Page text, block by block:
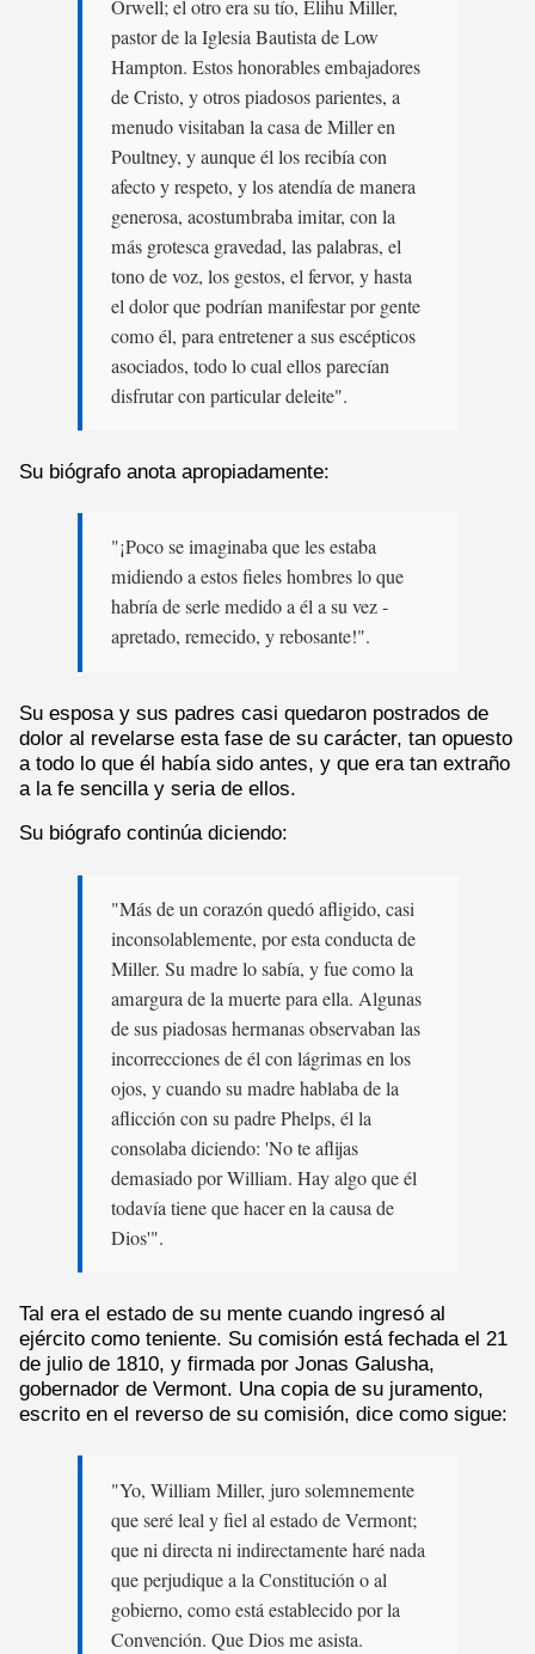
Orwell; el otro era su tío, Elihu Miller,
pastor de la Iglesia Bautista de Low
Hampton. Estos honorables embajadores
de Cristo, y otros piadosos parientes, a
menudo visitaban la casa de Miller en
Poultney, y aunque él los recibía con
afecto y respeto, y los atendía de manera
generosa, acostumbraba imitar, con la
más grotesca gravedad, las palabras, el
tono de voz, los gestos, el fervor, y hasta
el dolor que podrían manifestar por gente
como él, para entretener a sus escépticos
asociados, todo lo cual ellos parecían
disfrutar con particular deleite".
Su biógrafo anota apropiadamente:
"¡Poco se imaginaba que les estaba
midiendo a estos fieles hombres lo que
habría de serle medido a él a su vez -
apretado, remecido, y rebosante!".
Su esposa y sus padres casi quedaron postrados de
dolor al revelarse esta fase de su carácter, tan opuesto
a todo lo que él había sido antes, y que era tan extraño
a la fe sencilla y seria de ellos.
Su biógrafo continúa diciendo:
"Más de un corazón quedó afligido, casi
inconsolablemente, por esta conducta de
Miller. Su madre lo sabía, y fue como la
amargura de la muerte para ella. Algunas
de sus piadosas hermanas observaban las
incorrecciones de él con lágrimas en los
ojos, y cuando su madre hablaba de la
aflicción con su padre Phelps, él la
consolaba diciendo: 'No te aflijas
demasiado por William. Hay algo que él
todavía tiene que hacer en la causa de
Dios'".
Tal era el estado de su mente cuando ingresó al
ejército como teniente. Su comisión está fechada el 21
de julio de 1810, y firmada por Jonas Galusha,
gobernador de Vermont. Una copia de su juramento,
escrito en el reverso de su comisión, dice como sigue:
"Yo, William Miller, juro solemnemente
que seré leal y fiel al estado de Vermont;
que ni directa ni indirectamente haré nada
que perjudique a la Constitución o al
gobierno, como está establecido por la
Convención. Que Dios me asista.